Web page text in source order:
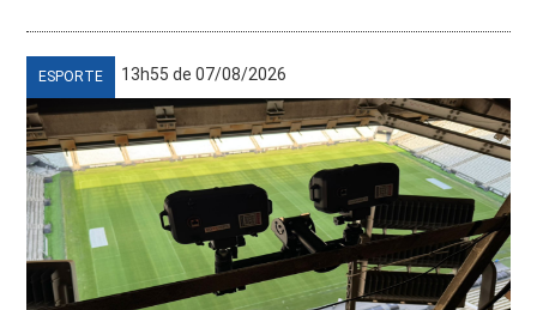
ESPORTE 13h55 de 07/08/2026